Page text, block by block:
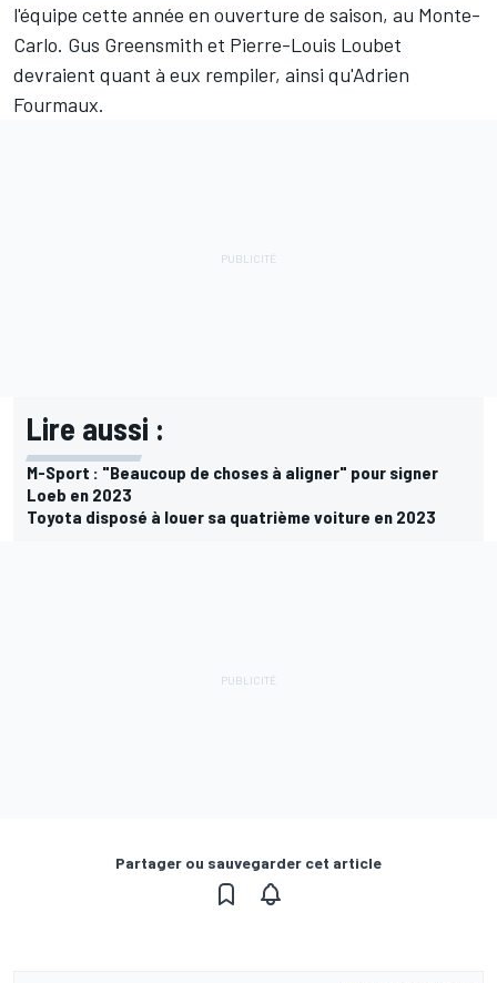
l'équipe cette année en ouverture de saison, au Monte-
Carlo. Gus Greensmith et Pierre-Louis Loubet
devraient quant à eux rempiler, ainsi qu'Adrien
Fourmaux.
Lire aussi :
M-Sport : "Beaucoup de choses à aligner" pour signer
Loeb en 2023
Toyota disposé à louer sa quatrième voiture en 2023
Partager ou sauvegarder cet article